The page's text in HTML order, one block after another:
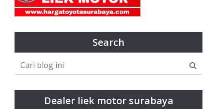
Search
Dealer liek motor surabaya